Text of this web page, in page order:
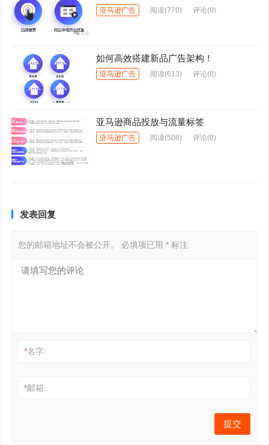
亚马逊广告 阅读(770) 评论(0)
如何高效搭建新品广告架构！
亚马逊广告 阅读(613) 评论(0)
亚马逊商品投放与流量标签
亚马逊广告 阅读(508) 评论(0)
发表回复
您的邮箱地址不会被公开。 必填项已用* 标注
*名字:
*邮箱: